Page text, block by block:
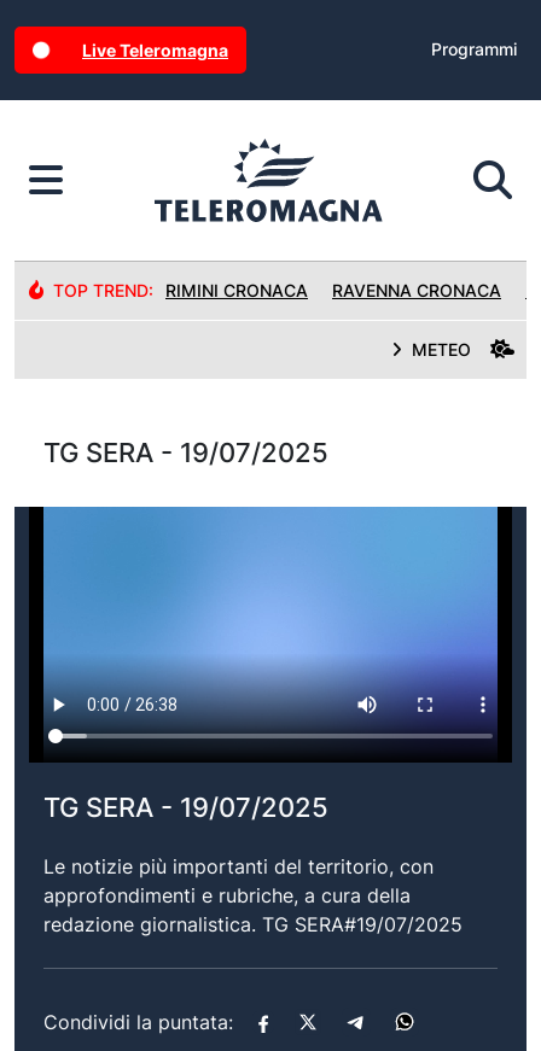
Live Teleromagna Programmi
TOP TREND: RIMINI CRONACA RAVENNA CRONACA
METEO
TG SERA - 19/07/2025
TG SERA - 19/07/2025
Le notizie più importanti del territorio, con
approfondimenti e rubriche, a cura della
redazione giornalistica. TG SERA#19/07/2025
Condividi la puntata: